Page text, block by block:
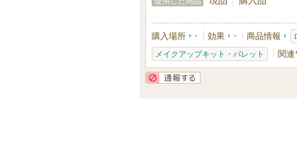
ン
バ
購入場所 - 効果 - 商品情報
メイクアップキット・パレット 関連